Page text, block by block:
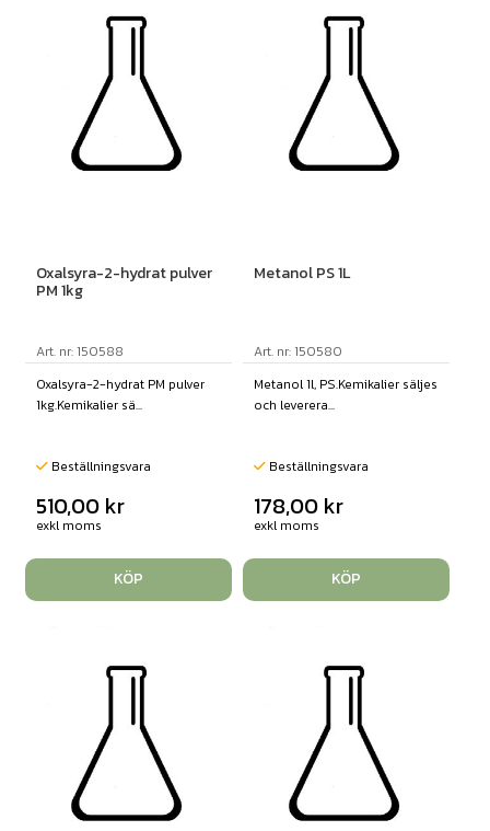
Oxalsyra-2-hydrat pulver
PM 1kg
Art. nr: 150588
Oxalsyra-2-hydrat PM pulver
1kg.Kemikalier sä...
Beställningsvara
510,00 kr
exkl moms
KÖP
Metanol PS 1L
Art. nr: 150580
Metanol 1l, PS.Kemikalier säljes
och leverera...
Beställningsvara
178,00 kr
exkl moms
KÖP